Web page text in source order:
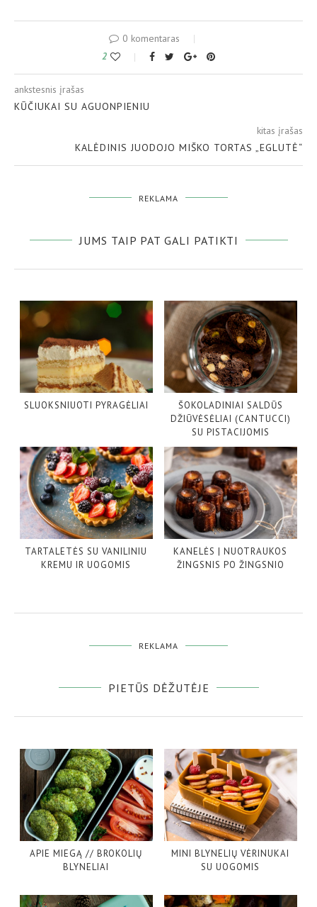
0 komentaras
2
ankstesnis įrašas
KŪČIUKAI SU AGUONPIENIU
kitas įrašas
KALĖDINIS JUODOJO MIŠKO TORTAS „EGLUTĖ“
REKLAMA
JUMS TAIP PAT GALI PATIKTI
SLUOKSNIUOTI PYRAGĖLIAI
ŠOKOLADINIAI SALDŪS
DŽIŪVĖSĖLIAI (CANTUCCI)
SU PISTACIJOMIS
TARTALETĖS SU VANILINIU
KREMU IR UOGOMIS
KANELĖS | NUOTRAUKOS
ŽINGSNIS PO ŽINGSNIO
REKLAMA
PIETŪS DĖŽUTĖJE
APIE MIEGĄ // BROKOLIŲ
BLYNELIAI
MINI BLYNELIŲ VĖRINUKAI
SU UOGOMIS